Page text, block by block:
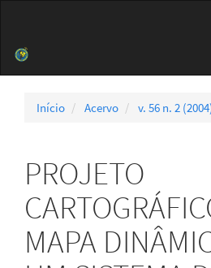
Barra
Início Acervo v. 56 n. 2
PROJETO
MAPA